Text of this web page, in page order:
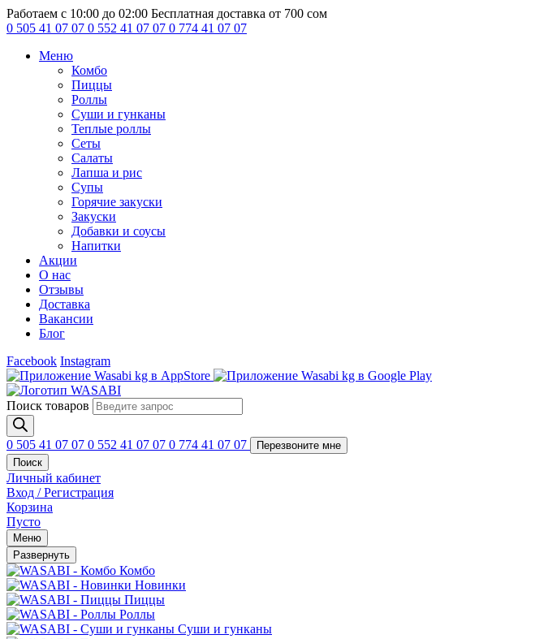
Работаем с 10:00 до 02:00 Бесплатная доставка от 700 сом
0 505 41 07 07 0 552 41 07 07 0 774 41 07 07
Меню
Комбо
Пиццы
Роллы
Суши и гунканы
Теплые роллы
Сеты
Салаты
Лапша и рис
Супы
Горячие закуски
Закуски
Добавки и соусы
Напитки
Акции
О нас
Отзывы
Доставка
Вакансии
Блог
Facebook Instagram
Поиск товаров
0 505 41 07 07 0 552 41 07 07 0 774 41 07 07
Перезвоните мне
Поиск
Личный кабинет
Вход / Регистрация
Корзина
Пусто
Меню
Развернуть
Комбо
Новинки
Пиццы
Роллы
Суши и гунканы